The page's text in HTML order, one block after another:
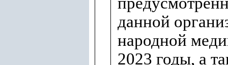
данной
народной
2023 годы, а